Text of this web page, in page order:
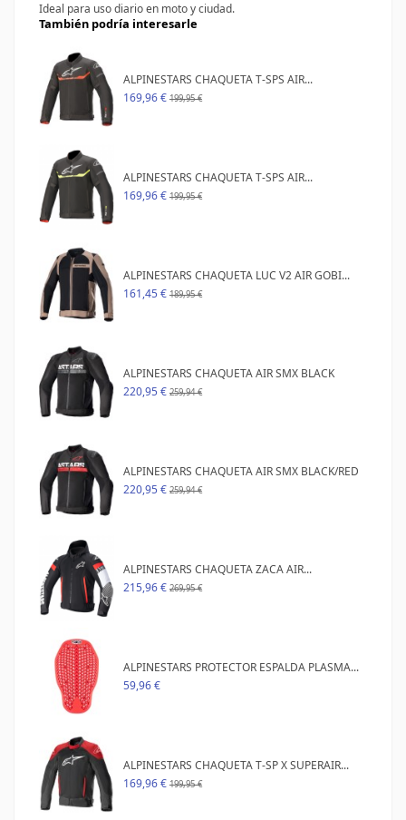
Ideal para uso diario en moto y ciudad.
También podría interesarle
ALPINESTARS CHAQUETA T-SPS AIR...
169,96 € 199,95 €
ALPINESTARS CHAQUETA T-SPS AIR...
169,96 € 199,95 €
ALPINESTARS CHAQUETA LUC V2 AIR GOBI...
161,45 € 189,95 €
ALPINESTARS CHAQUETA AIR SMX BLACK
220,95 € 259,94 €
ALPINESTARS CHAQUETA AIR SMX BLACK/RED
220,95 € 259,94 €
ALPINESTARS CHAQUETA ZACA AIR...
215,96 € 269,95 €
ALPINESTARS PROTECTOR ESPALDA PLASMA...
59,96 €
ALPINESTARS CHAQUETA T-SP X SUPERAIR...
169,96 € 199,95 €